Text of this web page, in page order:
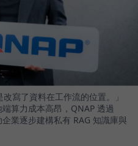
寫了資料在工作流的位置。」
算力成本高昂，QNAP 透過
業逐步建構私有 RAG 知識庫與